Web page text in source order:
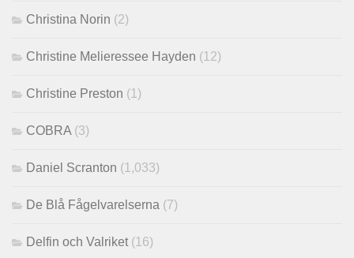
Christina Norin (2)
Christine Melieressee Hayden (12)
Christine Preston (1)
COBRA (3)
Daniel Scranton (1,033)
De Blå Fågelvarelserna (7)
Delfin och Valriket (16)